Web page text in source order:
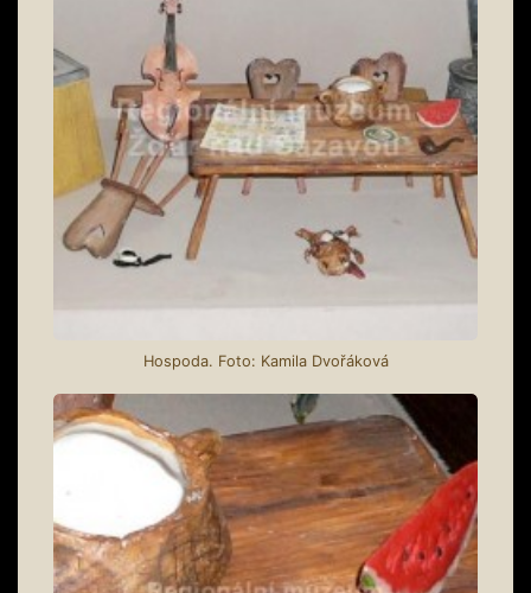
Hospoda. Foto: Kamila Dvořáková